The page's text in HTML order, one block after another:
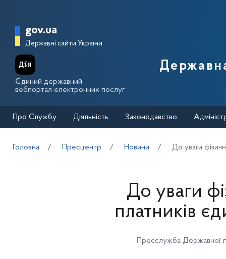
Головна сторінка Державної
gov.ua
Державні сайти України
Єдиний державний
вебпортал електронних послуг
Про Службу Діяльність Законодавство
Головна Пресцентр Новини До уваги
До уваги
платників
Пресслужба Державної